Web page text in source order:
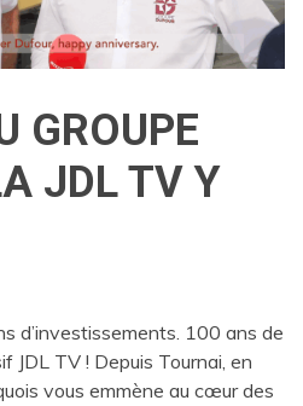
GROUPE
JDL TV Y
d’investissements. 100 ans de
JDL TV ! Depuis Tournai, en
vous emmène au cœur des